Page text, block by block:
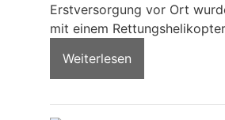
Erstversorgung vor Ort
mit einem
Weiterlesen